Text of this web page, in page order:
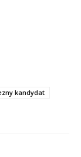
kandydat